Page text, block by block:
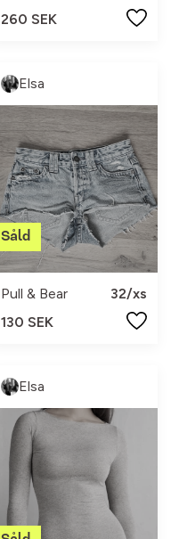
260 SEK
Elsa
Pull & Bear
32/xs
130 SEK
Elsa